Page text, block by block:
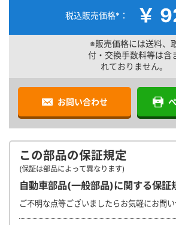
税込販売価格*： ￥
※販売価格には送料、
付・交換手数料等は含
れておりません。
お問い合わせ
この部品の保証規定
(保証は部品によって異なります)
自動車部品(一般部品)に関する保証
ご不明な点等ございましたらお気軽にお問い